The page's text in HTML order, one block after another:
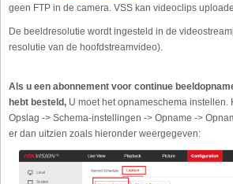
geen FTP in de camera. VSS kan videoclips
De beeldresolutie wordt ingesteld in de
resolutie van de hoofdstreamvideo).
Als u een abonnement voor continue
hebt besteld, U moet het opnameschema instellen.
Opslag -> Schema-instellingen -> Opname ->
er dan uitzien zoals hieronder weergegeven: